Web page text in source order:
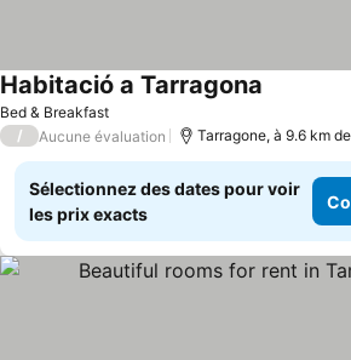
Bed & Breakfast
Habitació a Tarragona
/ Aucune évaluation Tarragone, à 9.6 km
Sélectionnez des dates pour voir
les prix exacts